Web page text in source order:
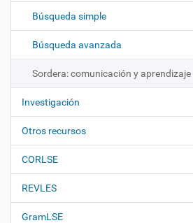
i
n
Búsqueda simple
Búsqueda avanzada
Sordera: comunicación y aprendizaje
Investigación
Otros recursos
CORLSE
REVLES
GramLSE